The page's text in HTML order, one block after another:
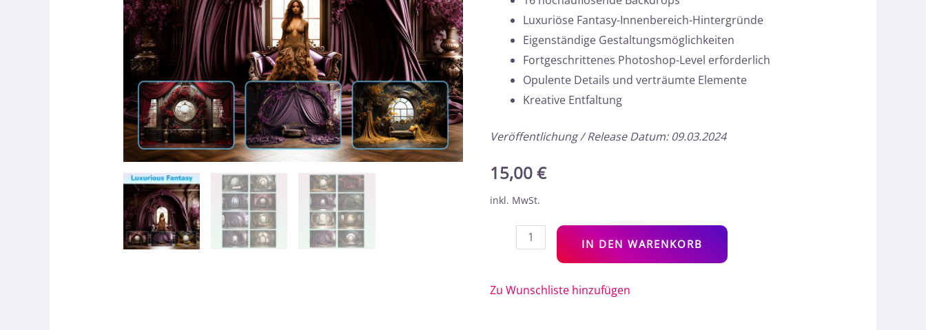
Luxuriöse Fantasy-Innenbereich-Hintergründe
Eigenständige Gestaltungsmöglichkeiten
Fortgeschrittenes Photoshop-Level erforderlich
Opulente Details und verträumte Elemente
Kreative Entfaltung
Veröffentlichung / Release Datum: 09.03.2024
15,00€
inkl. MwSt.
IN DEN WARENKORB
Zu Wunschliste hinzufügen